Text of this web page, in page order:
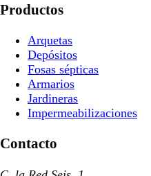
Productos
Arquetas
Depósitos
Fosas sépticas
Armarios
Jardineras
Impermeabilizaciones
Contacto